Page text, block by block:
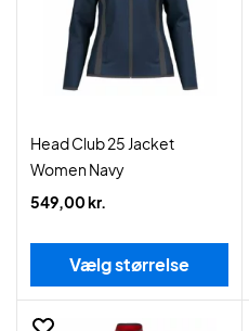
Head Club 25 Jacket
Women Navy
549,00 kr.
Vælg størrelse